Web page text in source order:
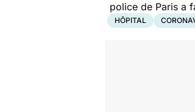
police de Paris a
HÔPITAL